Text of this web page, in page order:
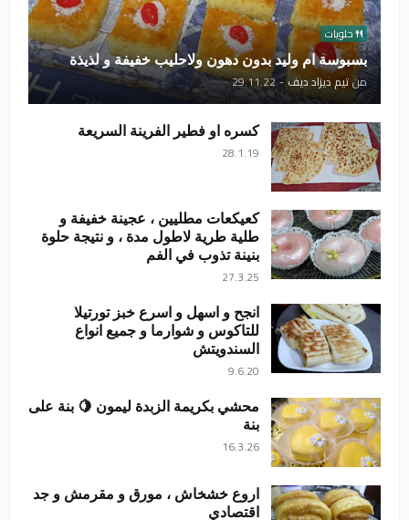
حلويات
بسبوسة ام وليد بدون دهون ولاحليب خفيفة و لذيذة
منتيم ديزاد ديف -
29.11.22
كسره او فطير الفرينة السريعة
28.1.19
كعيكعات مطليين ، عجينة خفيفة و
طلية طرية لاطول مدة ، و نتيجة حلوة
بنينة تذوب في الفم
27.3.25
انجح و اسهل و اسرع خبز تورتيلا
للتاكوس و شوارما و جميع انواع
السندويتش
9.6.20
محشي بكريمة الزبدة ليمون 🍋 بنة على
بنة
16.3.26
اروع خشخاش ، مورق و مقرمش و جد
اقتصادي